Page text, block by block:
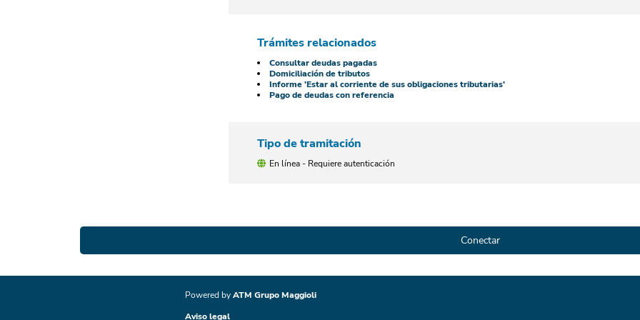
Trámites relacionados
Consultar deudas pagadas
Domiciliación de tributos
Informe 'Estar al corriente de sus obligaciones tributarias'
Pago de deudas con referencia
Tipo de tramitación
En línea - Requiere autenticación
Powered byATM Grupo Maggioli
Aviso legal